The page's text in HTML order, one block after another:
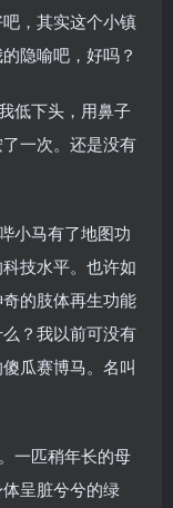
，其实这个小镇
隐喻吧，好吗？
低下头，用鼻子
一次。还是没有
小马有了地图功
技水平。也许如
的肢体再生功能
？我以前可没有
瓜赛博马。名叫
一匹稍年长的母
呈脏兮兮的绿